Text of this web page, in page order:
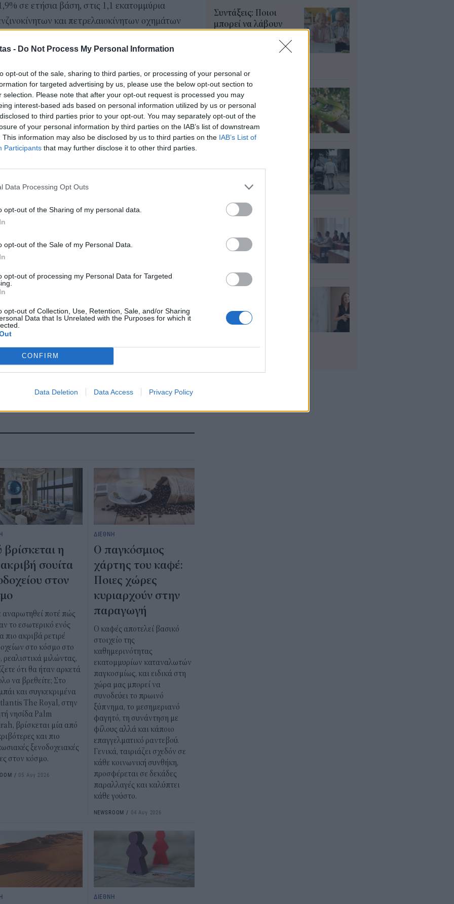
- Do Not Process My Personal Information
opt-out of the sale, sharing to third parties, or processing of your personal or
for targeted advertising by us, please use the below opt-out section to
selection. Please note that after your opt-out request is processed you may
interest-based ads based on personal information utilized by us or personal
to third parties prior to your opt-out. You may separately opt-out of the
of your personal information by third parties on the IAB’s list of downstream
This information may also be disclosed by us to third parties on the IAB’s List of
Participants that may further disclose it to other third parties.
Data Processing Opt Outs
opt-out of the Sharing of my personal data.
opt-out of the Sale of my Personal Data.
opt-out of processing my Personal Data for Targeted
opt-out of Collection, Use, Retention, Sale, and/or Sharing
Data that Is Unrelated with the Purposes for which it
CONFIRM
Data Deletion Data Access Privacy Policy
σε ετήσια βάση, στις 1,1 εκατομμύρια
και πετρελαιοκίνητων οχημάτων
και 27,6% αντίστοιχα.
την Tesla
κατασκευαστές, σε συνδυασμό με
κινέζους κατασκευαστές όπως η SAIC Motor,
για την Tesla, η οποία παλεύει με ένα
μοντέλων.
Μασκ πιθανώς συνέβαλε επίσης στην
Tesla στην ΕΕ, μετά το κύμα μποϊκοτάζ από
λόγω των πολιτικών του τοποθετήσεων. Οι
την αρχή του έτους έχουν μειωθεί κατά
του Μασκ
την τεχνητή νοημοσύνη και την αυτόνομη
της Tesla. Πρόσφατα, η εταιρεία
Όστιν του Τέξας, με θετική ανταπόκριση
10% μέχρι στιγμής το 2025, αν και έχουν
αρχικών τους απωλειών.
Google News
από την Ελλάδα και τον Κόσμο, στο
η
σουίτα
στον
αναρωτηθεί ποτέ πώς
το εσωτερικό ενός
πιο ακριβά ρετιρέ
στο κόσμο στο
ρεαλιστικά μιλώντας,
ότι θα ήταν αρκετά
να βρεθείτε; Στο
και συγκεκριμένα
The Royal, στην
νησίδα Palm
βρίσκεται μία από
και πιο
ξενοδοχειακές
στον κόσμο.
/ 05 Αυγ 2026
ΔΙΕΘΝΗ
Ο παγκόσμιος
χάρτης του καφέ:
Ποιες χώρες
κυριαρχούν στην
παραγωγή
Ο καφές αποτελεί βασικό
στοιχείο της
καθημερινότητας
εκατομμυρίων καταναλωτών
παγκοσμίως, και ειδικά στη
χώρα μας μπορεί να
συνοδεύει το πρωινό
ξύπνημα, το μεσημεριανό
φαγητό, τη συνάντηση με
φίλους αλλά και κάποιο
επαγγελματικό ραντεβού.
Γενικά, ταιριάζει σχεδόν σε
κάθε κοινωνική συνθήκη,
προσφέρεται σε δεκάδες
παραλλαγές και καλύπτει
κάθε γούστο.
NEWSROOM / 04 Αυγ 2026
ΔΙΕΘΝΗ
Συντάξεις: Ποιοι
μπορεί να λάβουν
Γιατί δεν πρέπει να
φοράτε crocs χωρίς
κάλτσα
06 Αυγ 2026
ευρώ στη σύνταξη
αιτήσεις για 5.017
Πότε βγαίνουν τα
ονόματα και τι
οι υποψήφιοι